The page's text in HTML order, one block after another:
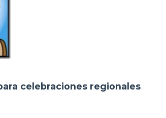
celebraciones regionales